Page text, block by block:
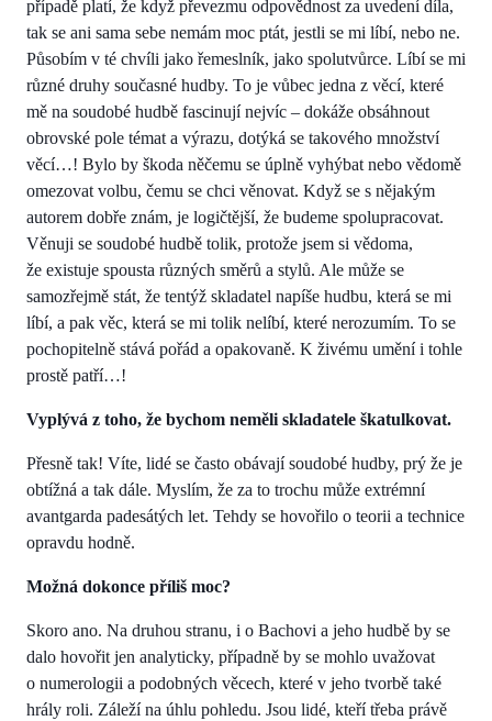
případě platí, že když převezmu odpovědnost za uvedení díla,
tak se ani sama sebe nemám moc ptát, jestli se mi líbí, nebo ne.
Působím v té chvíli jako řemeslník, jako spolutvůrce. Líbí se mi
různé druhy současné hudby. To je vůbec jedna z věcí, které
mě na soudobé hudbě fascinují nejvíc – dokáže obsáhnout
obrovské pole témat a výrazu, dotýká se takového množství
věcí…! Bylo by škoda něčemu se úplně vyhýbat nebo vědomě
omezovat volbu, čemu se chci věnovat. Když se s nějakým
autorem dobře znám, je logičtější, že budeme spolupracovat.
Věnuji se soudobé hudbě tolik, protože jsem si vědoma,
že existuje spousta různých směrů a stylů. Ale může se
samozřejmě stát, že tentýž skladatel napíše hudbu, která se mi
líbí, a pak věc, která se mi tolik nelíbí, které nerozumím. To se
pochopitelně stává pořád a opakovaně. K živému umění i tohle
prostě patří…!
Vyplývá z toho, že bychom neměli skladatele škatulkovat.
Přesně tak! Víte, lidé se často obávají soudobé hudby, prý že je
obtížná a tak dále. Myslím, že za to trochu může extrémní
avantgarda padesátých let. Tehdy se hovořilo o teorii a technice
opravdu hodně.
Možná dokonce příliš moc?
Skoro ano. Na druhou stranu, i o Bachovi a jeho hudbě by se
dalo hovořit jen analyticky, případně by se mohlo uvažovat
o numerologii a podobných věcech, které v jeho tvorbě také
hrály roli. Záleží na úhlu pohledu. Jsou lidé, kteří třeba právě